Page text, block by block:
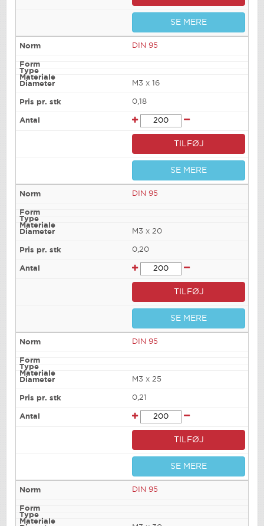
SE MERE
DIN 95
M3 x 16
0,18
TILFØJ
SE MERE
DIN 95
M3 x 20
0,20
TILFØJ
SE MERE
DIN 95
M3 x 25
0,21
TILFØJ
SE MERE
DIN 95